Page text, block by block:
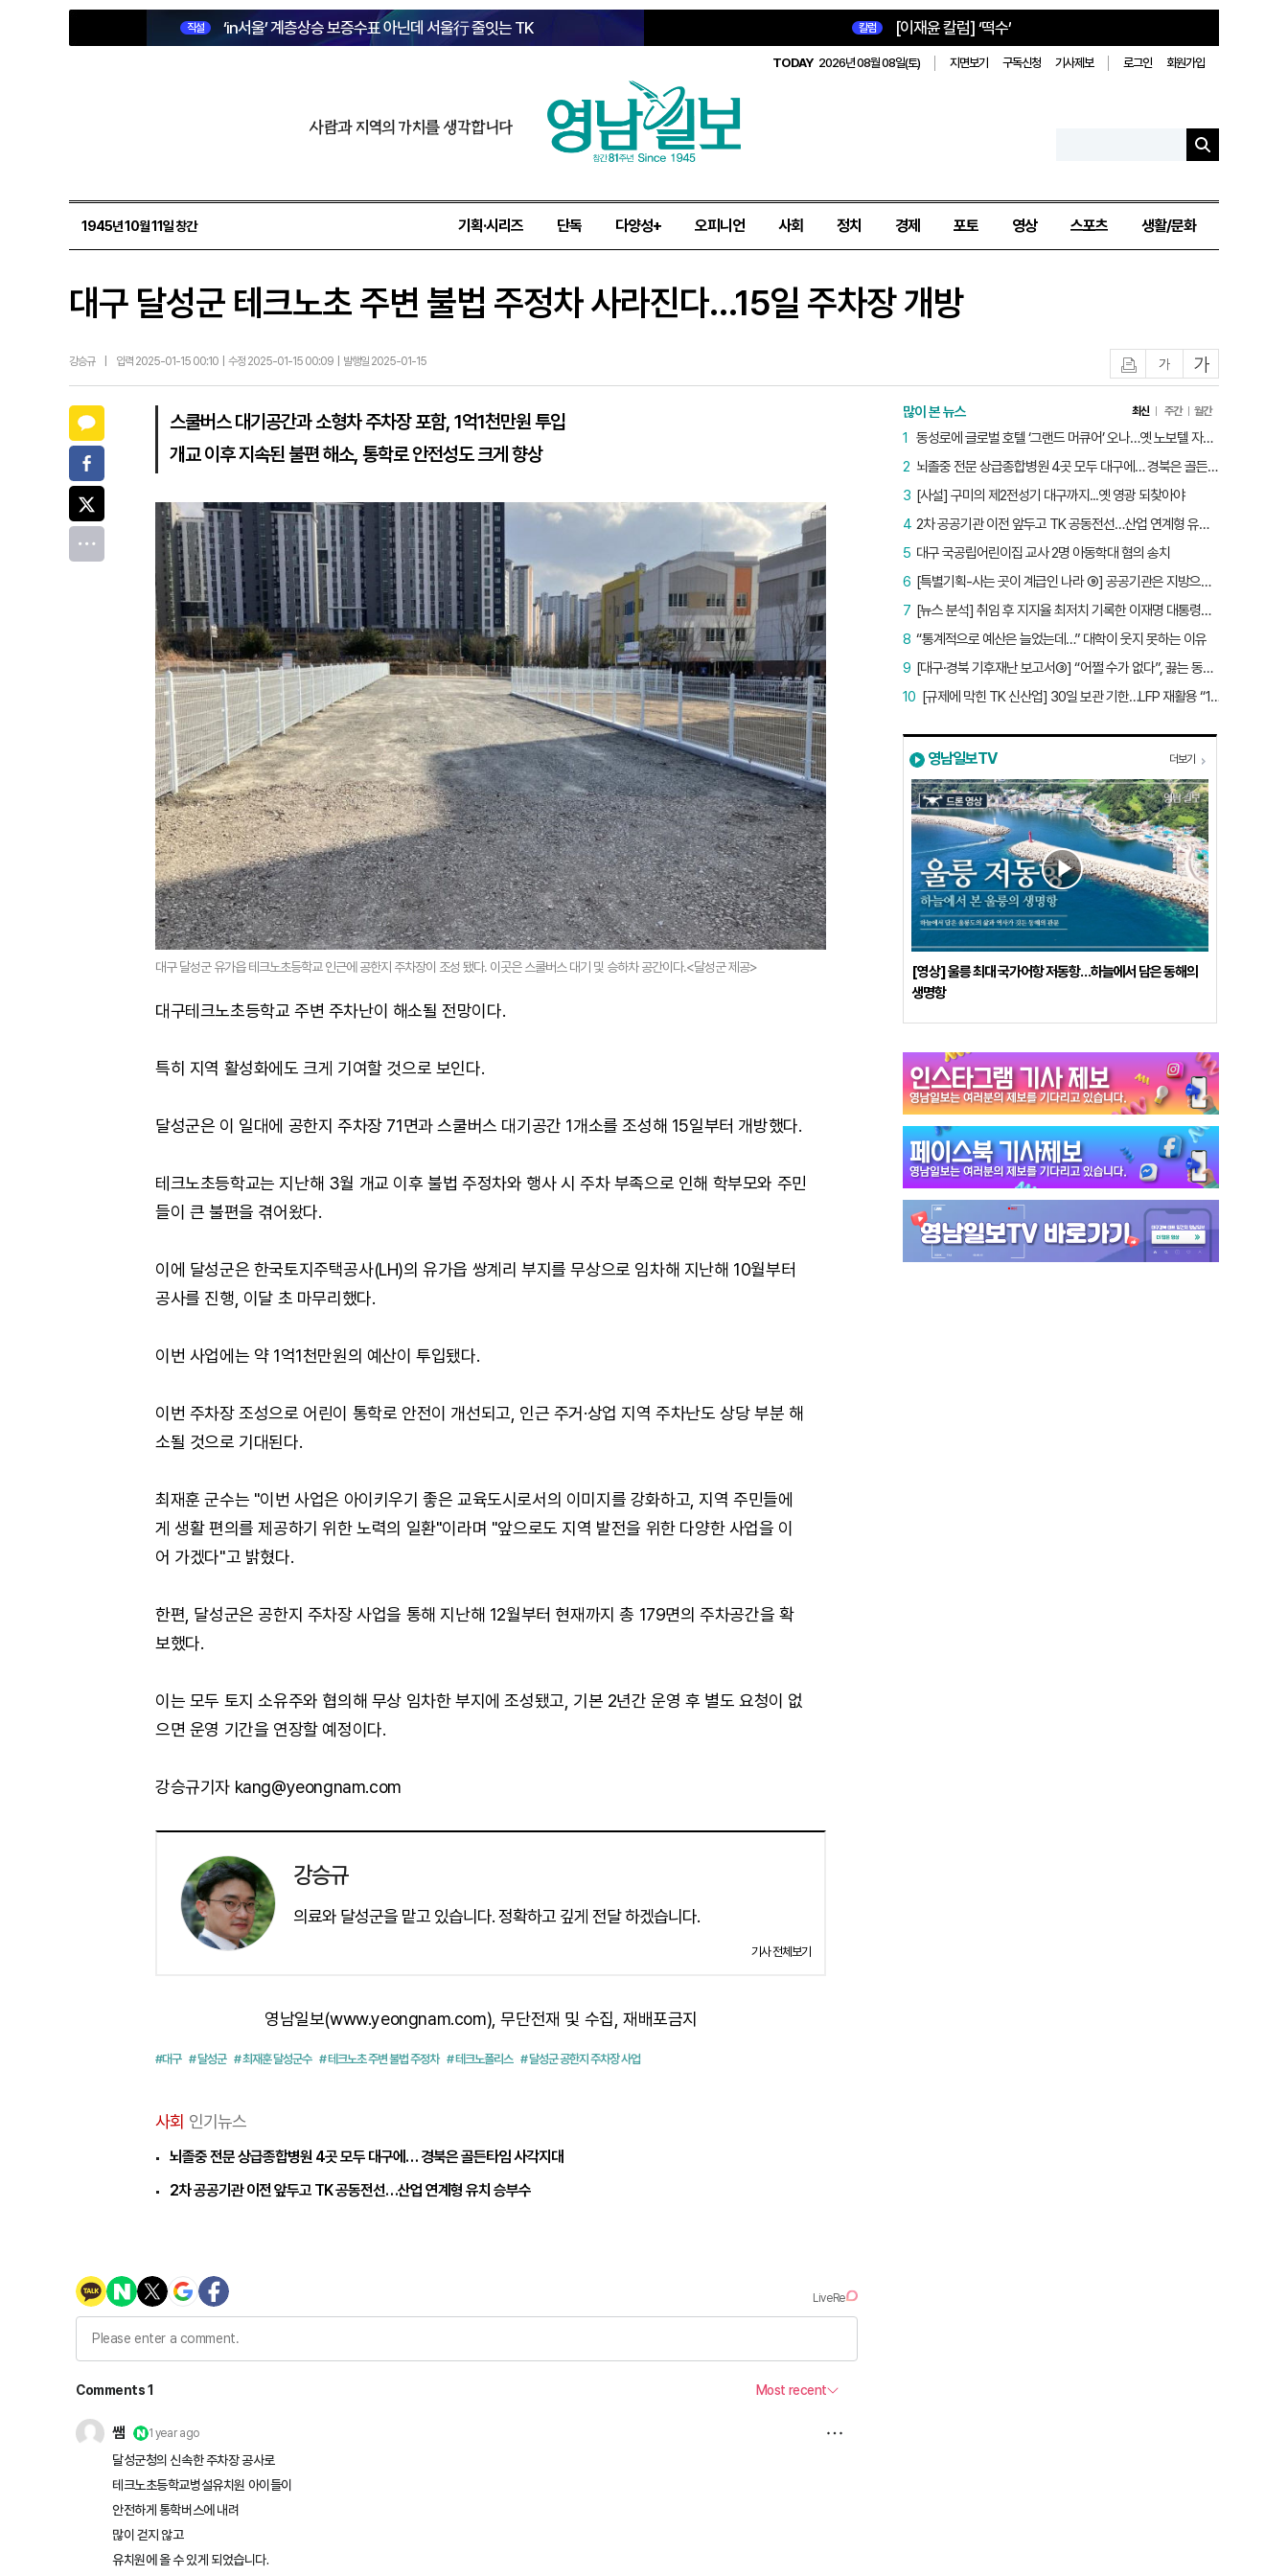
직설 ‘in서울’ 계층상승 보증수표 아닌데 서울行 줄잇는 TK 칼럼 [이재윤 칼럼] ‘떡수’
TODAY 2026년 08월 08일(토) 지면보기 구독신청 기사제보 로그인 회원가입
사람과 지역의 가치를 생각합니다
1945년 10월 11일 창간 기획·시리즈 단독 다양성+ 오피니언 사회 정치 경제 포토 영상 스포츠 생활/문화
대구 달성군 테크노초 주변 불법 주정차 사라진다…15일 주차장 개방
강승규 입력 2025-01-15 00:10 | 수정 2025-01-15 00:09 | 발행일 2025-01-15 글자작게글자크게
스쿨버스 대기공간과 소형차 주차장 포함, 1억1천만원 투입
개교 이후 지속된 불편 해소, 통학로 안전성도 크게 향상
대구 달성군 유가읍 테크노초등학교 인근에 공한지 주차장이 조성 됐다. 이곳은 스쿨버스 대기 및 승하차 공간이다.<달성군 제공>
대구테크노초등학교 주변 주차난이 해소될 전망이다.
특히 지역 활성화에도 크게 기여할 것으로 보인다.
달성군은 이 일대에 공한지 주차장 71면과 스쿨버스 대기공간 1개소를 조성해 15일부터 개방했다.
테크노초등학교는 지난해 3월 개교 이후 불법 주정차와 행사 시 주차 부족으로 인해 학부모와 주민
들이 큰 불편을 겪어왔다.
이에 달성군은 한국토지주택공사(LH)의 유가읍 쌍계리 부지를 무상으로 임차해 지난해 10월부터
공사를 진행, 이달 초 마무리했다.
이번 사업에는 약 1억1천만원의 예산이 투입됐다.
이번 주차장 조성으로 어린이 통학로 안전이 개선되고, 인근 주거·상업 지역 주차난도 상당 부분 해
소될 것으로 기대된다.
최재훈 군수는 "이번 사업은 아이키우기 좋은 교육도시로서의 이미지를 강화하고, 지역 주민들에
게 생활 편의를 제공하기 위한 노력의 일환"이라며 "앞으로도 지역 발전을 위한 다양한 사업을 이
어 가겠다"고 밝혔다.
한편, 달성군은 공한지 주차장 사업을 통해 지난해 12월부터 현재까지 총 179면의 주차공간을 확
보했다.
이는 모두 토지 소유주와 협의해 무상 임차한 부지에 조성됐고, 기본 2년간 운영 후 별도 요청이 없
으면 운영 기간을 연장할 예정이다.
강승규기자 kang@yeongnam.com
강승규
의료와 달성군을 맡고 있습니다. 정확하고 깊게 전달 하겠습니다.
기사 전체보기
영남일보(www.yeongnam.com), 무단전재 및 수집, 재배포금지
#대구 # 달성군 # 최재훈 달성군수 # 테크노초 주변 불법 주정차 # 테크노폴리스 # 달성군 공한지 주차장 사업
사회 인기뉴스
뇌졸중 전문 상급종합병원 4곳 모두 대구에… 경북은 골든타임 사각지대
2차 공공기관 이전 앞두고 TK 공동전선…산업 연계형 유치 승부수
많이 본 뉴스 최신 주간 월간
동성로에 글로벌 호텔 ‘그랜드 머큐어’ 오나…옛 노보텔 자리 사무실 개설
1
뇌졸중 전문 상급종합병원 4곳 모두 대구에… 경북은 골든타임 사각지대
2
[사설] 구미의 제2전성기 대구까지...옛 영광 되찾아야
3
2차 공공기관 이전 앞두고 TK 공동전선…산업 연계형 유치 승부수
4
대구 국공립어린이집 교사 2명 아동학대 혐의 송치
5
[특별기획-사는 곳이 계급인 나라 ⑨] 공공기관은 지방으로 왔지만, 그들이 사는 곳은 서울이었다
6
[뉴스 분석] 취임 후 지지율 최저치 기록한 이재명 대통령…왜?
7
“통계적으로 예산은 늘었는데…” 대학이 웃지 못하는 이유
8
[대구·경북 기후재난 보고서③] “어쩔 수가 없다”, 끓는 동해…‘절멸 위기’ 경북 수산업
9
[규제에 막힌 TK 신산업] 30일 보관 기한…LFP 재활용 “180일로 늘려야”
10
영남일보TV 더보기
[영상] 울릉 최대 국가어항 저동항…하늘에서 담은 동해의
생명항